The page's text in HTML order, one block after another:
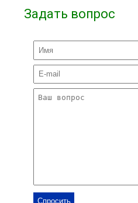
Задать вопрос